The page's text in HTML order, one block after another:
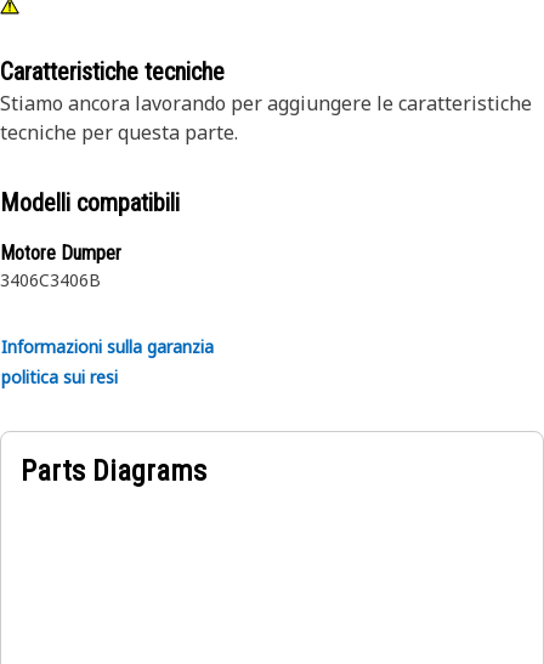
Caratteristiche tecniche
Stiamo ancora lavorando per aggiungere le caratteristiche
tecniche per questa parte.
Modelli compatibili
Motore Dumper
3406C3406B
Informazioni sulla garanzia
politica sui resi
Parts Diagrams